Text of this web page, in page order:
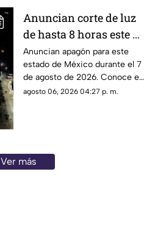
Anuncian corte de luz
de hasta 8 horas este 7
de agosto de 2026: ¿A
qué hora inicia el
apagón y quiénes se
quedarán sin
Anuncian apagón para este
estado de México durante el 7
de agosto de 2026. Conoce el
horario y las colonias que se
agosto 06, 2026 04:27 p. m.
Ver más